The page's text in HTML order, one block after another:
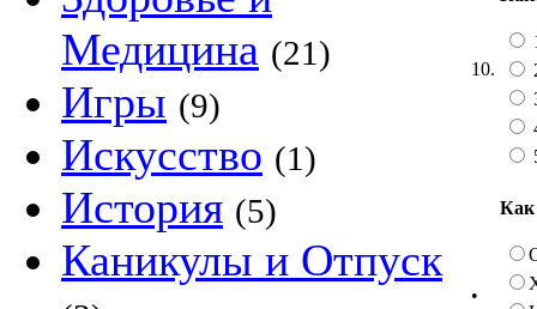
Медицина (21)
Игры (9)
Искусство (1)
История (5)
Каникулы и Отпуск
10.
•
Как